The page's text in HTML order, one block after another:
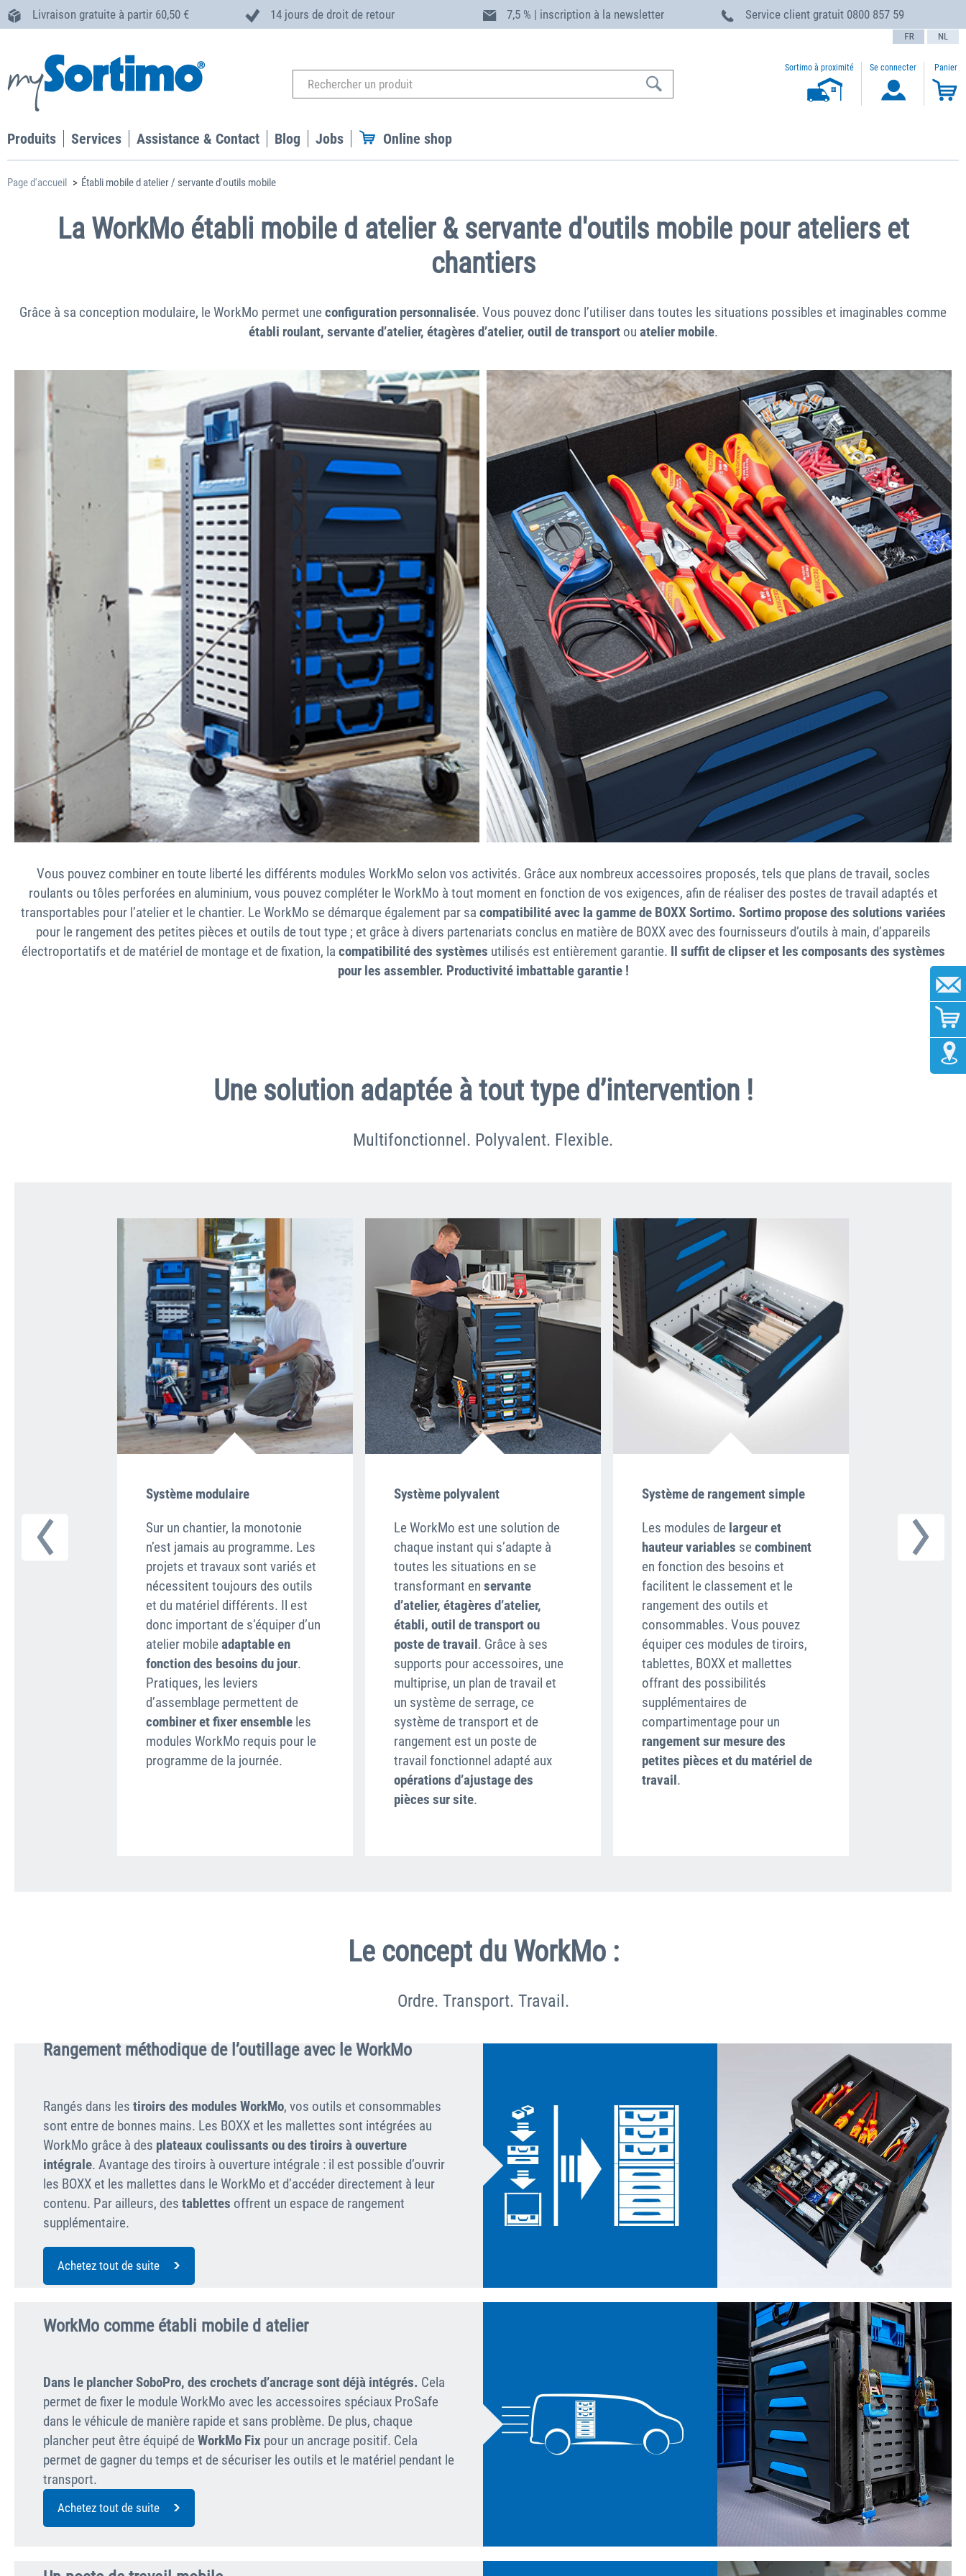
Livraison gratuite à partir 60,50 € 14 jours de droit de retour 7,5 % | inscription à la newsletter Service client gratuit 0800 857 59
text.language
Sortimo à proximité Se connecter Panier
Produits Services Assistance & Contact Blog Jobs Online shop
Page d'accueil Établi mobile d atelier / servante d'outils mobile
La WorkMo établi mobile d atelier & servante d'outils mobile pour ateliers et
chantiers
Grâce à sa conception modulaire, le WorkMo permet uneconfiguration personnalisée. Vous pouvez donc l’utiliser dans toutes les situations possibles et imaginables comme
établi roulant, servante d’atelier, étagères d’atelier, outil de transportou atelier mobile.
Vous pouvez combiner en toute liberté les différents modules WorkMo selon vos activités. Grâce aux nombreux accessoires proposés, tels que plans de travail, socles
roulants ou tôles perforées en aluminium, vous pouvez compléter le WorkMo à tout moment en fonction de vos exigences, afin de réaliser des postes de travail adaptés et
transportables pour l’atelier et le chantier. Le WorkMo se démarque également par sa compatibilité avec la gamme de BOXX Sortimo. Sortimo propose des solutions variées
pour le rangement des petites pièces et outils de tout type ; et grâce à divers partenariats conclus en matière de BOXX avec des fournisseurs d’outils à main, d’appareils
électroportatifs et de matériel de montage et de fixation, la compatibilité des systèmes utilisés est entièrement garantie. Il suffit de clipser et les composants des systèmes
pour les assembler. Productivité imbattable garantie !
Une solution adaptée à tout type d’intervention !
Multifonctionnel. Polyvalent. Flexible.
Système modulaire
Sur un chantier, la monotonie
n’est jamais au programme. Les
projets et travaux sont variés et
nécessitent toujours des outils
et du matériel différents. Il est
donc important de s’équiper d’un
atelier mobileadaptable en
fonction des besoins du jour.
Pratiques, les leviers
d’assemblage permettent de
combiner et fixer ensemble les
modules WorkMo requis pour le
programme de la journée.
Système polyvalent
Le WorkMo est une solution de
chaque instant qui s’adapte à
toutes les situations en se
transformant enservante
d’atelier, étagères d’atelier,
établi, outil de transport ou
poste de travail. Grâce à ses
supports pour accessoires, une
multiprise, un plan de travail et
un système de serrage, ce
système de transport et de
rangement est un poste de
travail fonctionnel adapté aux
opérations d’ajustage des
pièces sur site.
Système de rangement simple
Les modules de largeur et
hauteur variables secombinent
en fonction des besoins et
facilitent le classement et le
rangement des outils et
consommables. Vous pouvez
équiper ces modules de tiroirs,
tablettes, BOXX et mallettes
offrant des possibilités
supplémentaires de
compartimentage pour un
rangement sur mesure des
petites pièces et du matériel de
travail.
Quelques
préparer les
Le concept du WorkMo :
Ordre. Transport. Travail.
Rangement méthodique de l’outillage avec le WorkMo
Rangés dans les tiroirs des modules WorkMo, vos outils et consommables
sont entre de bonnes mains. Les BOXX et les mallettes sont intégrées au
WorkMo grâce à des plateaux coulissants ou des tiroirs à ouverture
intégrale. Avantage des tiroirs à ouverture intégrale : il est possible d’ouvrir
les BOXX et les mallettes dans le WorkMo et d’accéder directement à leur
contenu. Par ailleurs, des tablettes offrent un espace de rangement
supplémentaire.
Achetez tout de suite
WorkMo comme établi mobile d atelier
Dans le plancher SoboPro, des crochets d’ancrage sont déjà intégrés. Cela
permet de fixer le module WorkMo avec les accessoires spéciaux ProSafe
dans le véhicule de manière rapide et sans problème. De plus, chaque
plancher peut être équipé deWorkMo Fix pour un ancrage positif. Cela
permet de gagner du temps et de sécuriser les outils et le matériel pendant le
transport.
Achetez tout de suite